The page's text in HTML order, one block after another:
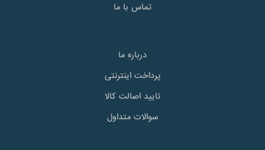
تماس با ما
درباره ما
پرداخت اینترنتی
تایید اصالت کالا
سوالات متداول